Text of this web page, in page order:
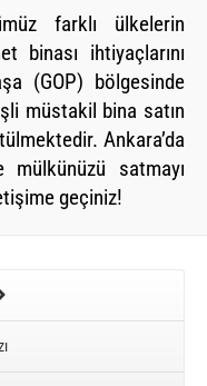
farklı ülkelerin
binası ihtiyaçlarını
(GOP) bölgesinde
müstakil bina satın
Ankara’da
satmayı
geçiniz!